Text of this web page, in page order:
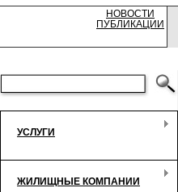
НОВОСТИ
ПУБЛИКАЦИИ
УСЛУГИ
ЖИЛИЩНЫЕ КОМПАНИИ